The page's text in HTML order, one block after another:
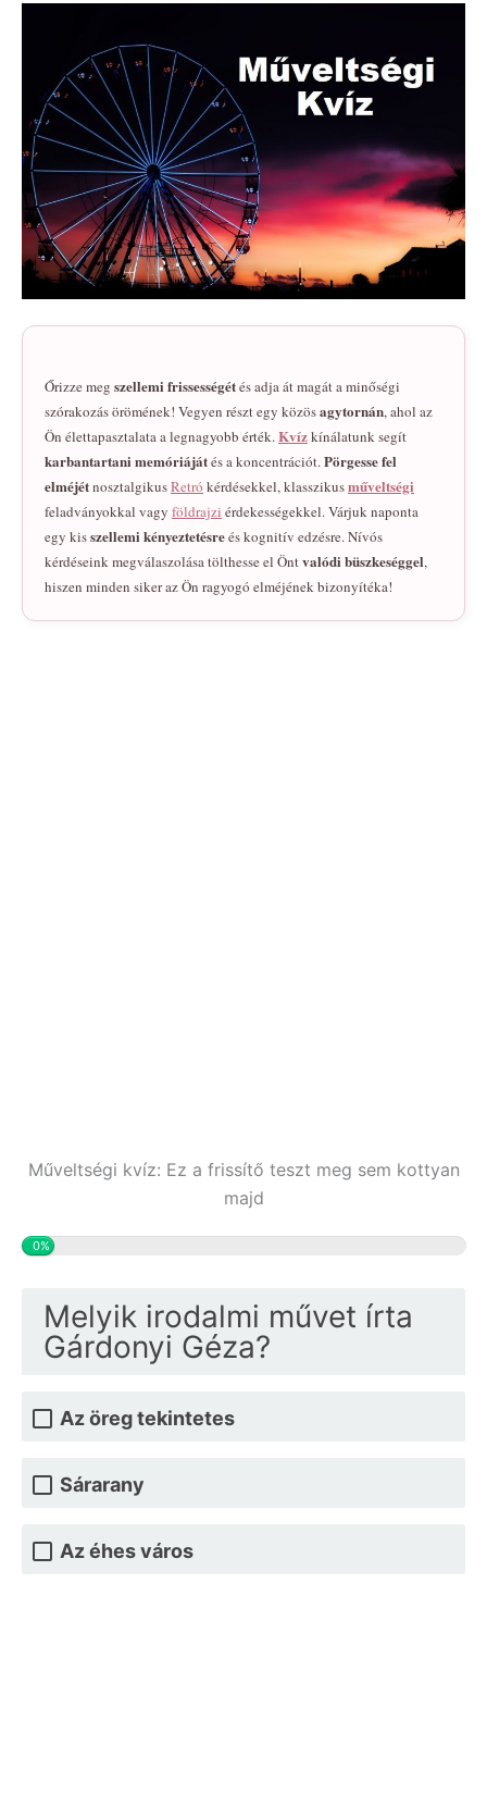
Őrizze meg szellemi frissességétés adja át magát a minőségi
szórakozás örömének! Vegyen részt egy közösagytornán, ahol az
Ön élettapasztalata a legnagyobb érték.Kvízkínálatunk segít
karbantartani memóriájátés a koncentrációt.Pörgesse fel
elméjétnosztalgikusRetró kérdésekkel, klasszikusműveltségi
feladványokkal vagy földrajzi érdekességekkel. Várjuk naponta
egy kisszellemi kényeztetésreés kognitív edzésre. Nívós
kérdéseink megválaszolása tölthesse el Öntvalódi büszkeséggel,
hiszen minden siker az Ön ragyogó elméjének bizonyítéka!
Műveltségi kvíz: Ez a frissítő teszt meg sem kottyan
majd
0%
Melyik irodalmi művet írta
Gárdonyi Géza?
Az öreg tekintetes
Sárarany
Az éhes város